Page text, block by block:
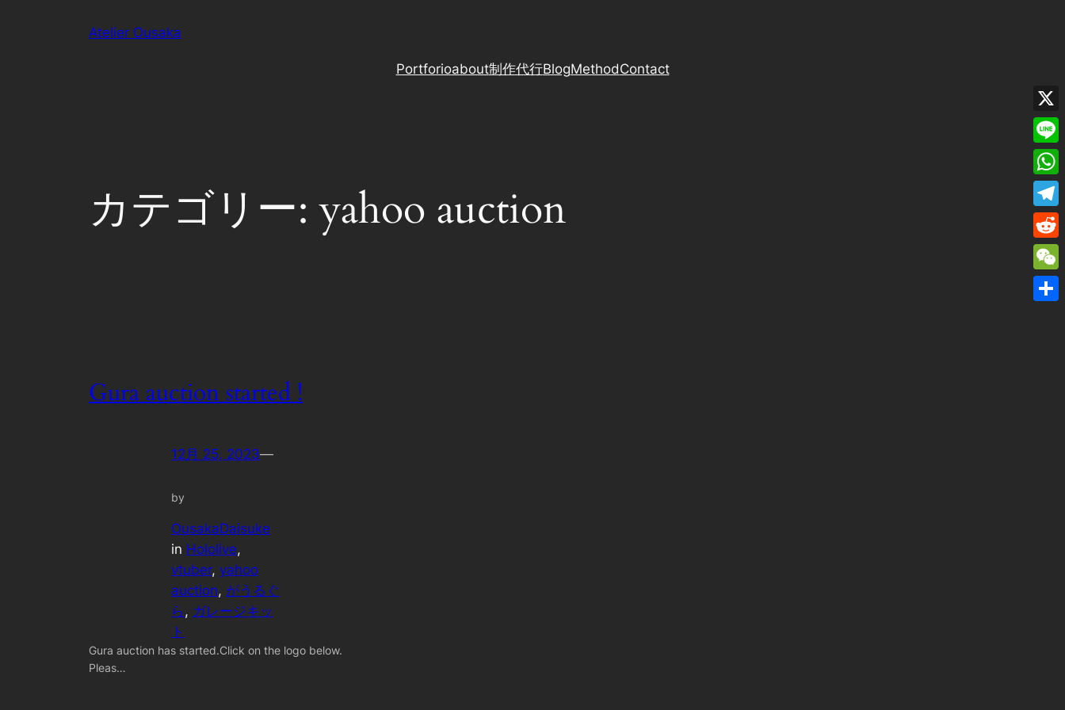
Atelier Ousaka
Portforioabout制作代行BlogMethodContact
カテゴリー:yahoo auction
Gura auction started !
12月 25, 2023—
by
OusakaDaisuke
in Hololive
vtuber, yahoo
auction, がうるぐ
ら , ガレージキッ
ト
Gura auction has started.Click on the logo below.
Pleas…
X
Line